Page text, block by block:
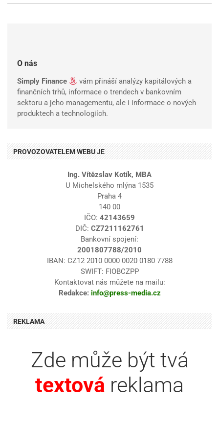
O nás
Simply Finance
vám přináší analýzy kapitálových a
finančních trhů, informace o trendech v bankovním
sektoru a jeho managementu, ale i informace o nových
produktech a technologiích.
PROVOZOVATELEM WEBU JE
Ing. Vítězslav Kotík, MBA
U Michelského mlýna 1535
Praha 4
140 00
IČO: 42143659
DIČ: CZ7211162761
Bankovní spojení:
2001807788/2010
IBAN: CZ12 2010 0000 0020 0180 7788
SWIFT: FIOBCZPP
Kontaktovat nás můžete na mailu:
Redakce: info@press-media.cz
REKLAMA
Zde může být tvá
textová reklama